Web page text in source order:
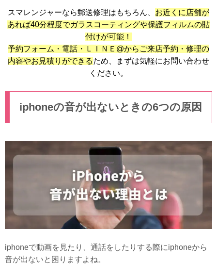
スマレンジャーなら郵送修理はもちろん、 お近くに店舗が
あれば40分程度でガラスコーティングや保護フィルムの貼
付けが可能！
予約フォーム・電話・ＬＩＮＥ@からご来店予約・修理の
内容やお見積りができるため、まずは気軽にお問い合わせ
ください。
iphoneの音が出ないときの6つの原因
iphoneで動画を見たり、通話をしたりする際にiphoneから
音が出ないと困りますよね。